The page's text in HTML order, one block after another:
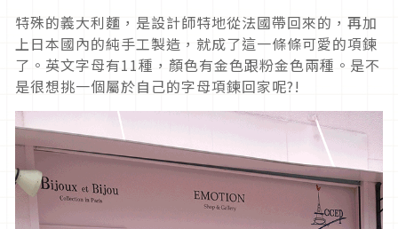
特殊的義大利麵，是設計師特地從法國帶回來的，再加
上日本國內的純手工製造，就成了這一條條可愛的項鍊
了。英文字母有11種，顏色有金色跟粉金色兩種。是不
是很想挑一個屬於自己的字母項鍊回家呢?!